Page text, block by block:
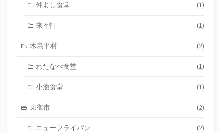
仲よし食堂 (1)
来々軒 (1)
木島平村 (2)
わたなべ食堂 (1)
小池食堂 (1)
東御市 (2)
ニューフライパン (2)